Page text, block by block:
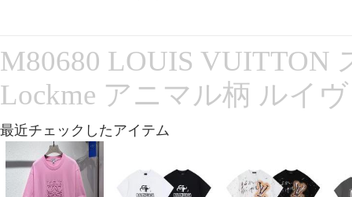
M80680 LOUIS VUITTON
Lockme アニマル柄 ルイ
最近チェックしたアイテム